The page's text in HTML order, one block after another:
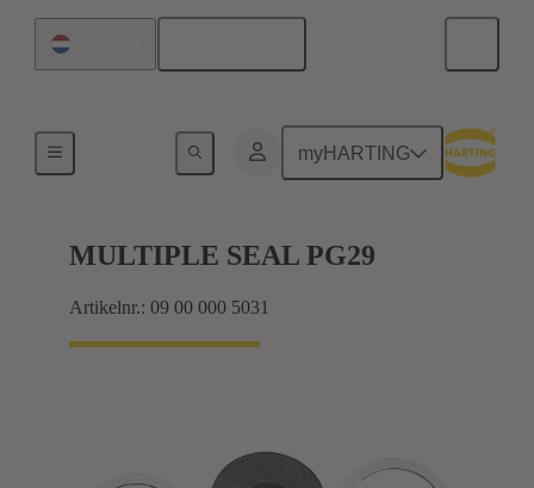
myHARTING
MULTIPLE SEAL PG29
Artikelnr.: 09 00 000 5031